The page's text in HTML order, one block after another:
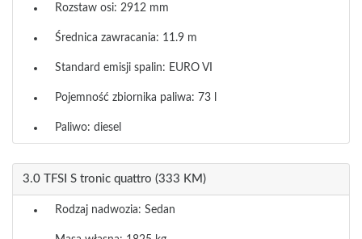
Rozstaw osi: 2912 mm
Średnica zawracania: 11.9 m
Standard emisji spalin: EURO VI
Pojemność zbiornika paliwa: 73 l
Paliwo: diesel
3.0 TFSI S tronic quattro (333 KM)
Rodzaj nadwozia: Sedan